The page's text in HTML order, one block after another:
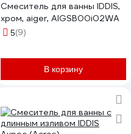
Смеситель для ванны IDDIS,
хром, aiger, AIGSB00i02WA
5(9)
В корзину